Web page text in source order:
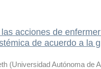
acciones de
de acuerdo a la
(Universidad Autónoma de